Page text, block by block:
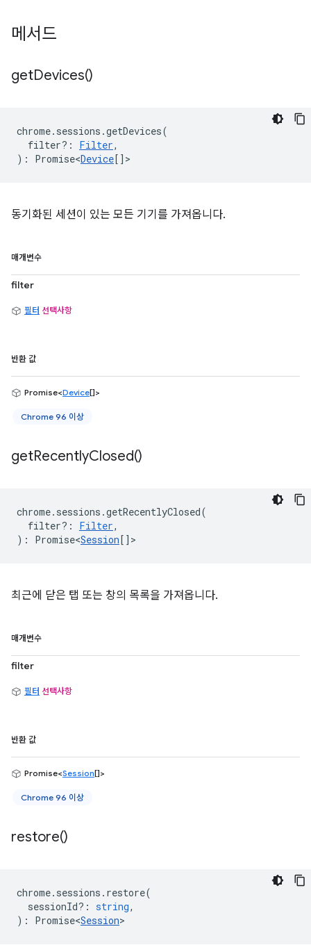
메서드
getDevices()
chrome. sessions .getDevices(
filter? : Filter,
) : Promise<Device[] >
동기화된 세션이 있는 모든 기기를 가져옵니다.
매개변수
filter
필터 선택사항
반환 값
Promise<Device[]>
Chrome 96 이상
getRecentlyClosed()
chrome. sessions .getRecentlyClosed(
filter? : Filter,
) : Promise<Session[] >
최근에 닫은 탭 또는 창의 목록을 가져옵니다.
매개변수
filter
필터 선택사항
반환 값
Promise<Session[]>
Chrome 96 이상
restore()
chrome. sessions . restore(
sessionId? : string,
) : Promise<Session>